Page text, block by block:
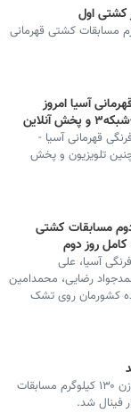
کشتی اول
در وزن ۹۷ کیلوگرم مسابقات کشتی قهرمانی
آسیا امروز
قهرمانی آسیا -
تلویزیون و پخش
دوم مسابقات کشتی
آسیا، علی
رضایی، محمدامین
کشورمان روی تشک
امین میرزازاده نماینده کشورمان در وزن ۱۳۰ کیلوگرم مسابقات
فینال شد.